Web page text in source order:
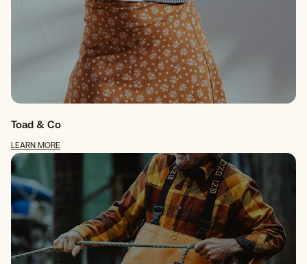
Toad & Co
LEARN MORE